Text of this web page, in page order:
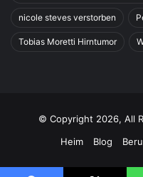
nicole steves verstorben
Tobias Moretti Hirntumor
© Copyright 2026, All
Heim
Blog